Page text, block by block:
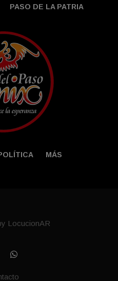
PASO DE LA PATRIA
MÁS
LocucionAR